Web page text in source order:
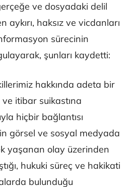
ve dosyadaki delil
haksız ve vicdanları
sürecinin
şunları kaydetti:
hakkında adeta bir
itibar suikastına
hiçbir bağlantısı
görsel ve sosyal medyada
yaşanan olay üzerinden
hukuki süreç ve hakikati
bulunduğu